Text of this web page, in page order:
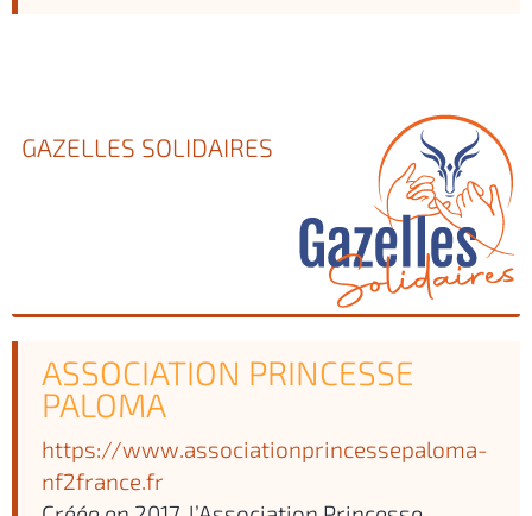
GAZELLES SOLIDAIRES
ASSOCIATION PRINCESSE
PALOMA
https://www.associationprincessepaloma-
nf2france.fr